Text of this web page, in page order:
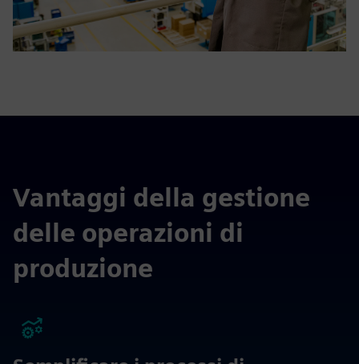
Vantaggi della gestione
delle operazioni di
produzione